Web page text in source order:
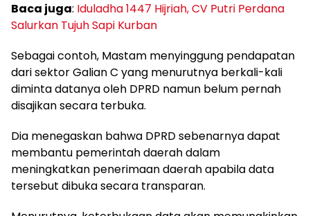
Baca juga: Iduladha 1447 Hijriah, CV Putri Perdana
Salurkan Tujuh Sapi Kurban
Sebagai contoh, Mastam menyinggung pendapatan
dari sektor Galian C yang menurutnya berkali-kali
diminta datanya oleh DPRD namun belum pernah
disajikan secara terbuka.
Dia menegaskan bahwa DPRD sebenarnya dapat
membantu pemerintah daerah dalam
meningkatkan penerimaan daerah apabila data
tersebut dibuka secara transparan.